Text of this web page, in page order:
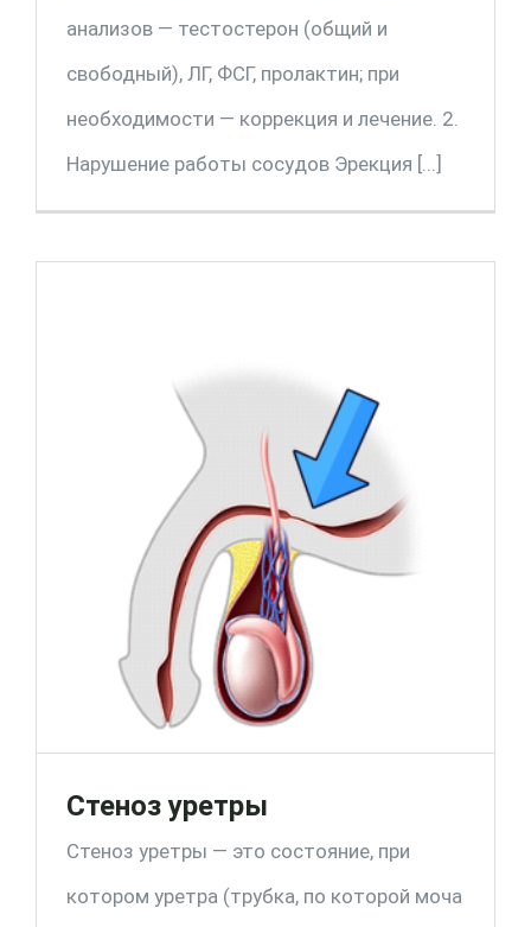
анализов — тестостерон (общий и
свободный), ЛГ, ФСГ, пролактин; при
необходимости — коррекция и лечение. 2.
Нарушение работы сосудов Эрекция [...]
Стеноз уретры
Стеноз уретры — это состояние, при
котором уретра (трубка, по которой моча